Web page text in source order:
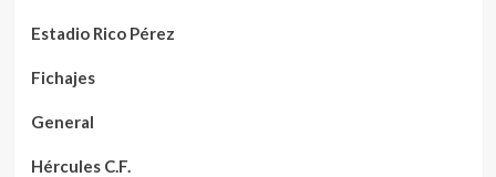
Estadio Rico Pérez
Fichajes
General
Hércules C.F.